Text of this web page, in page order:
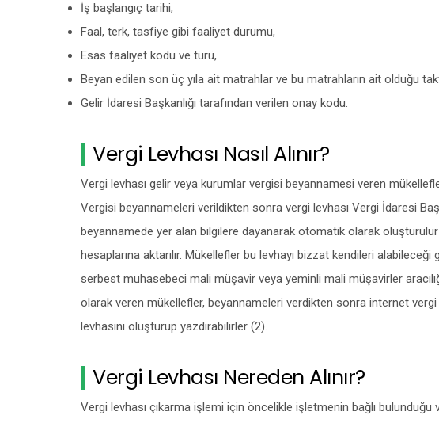
İş başlangıç tarihi,
Faal, terk, tasfiye gibi faaliyet durumu,
Esas faaliyet kodu ve türü,
Beyan edilen son üç yıla ait matrahlar ve bu matrahların ait olduğu
Gelir İdaresi Başkanlığı tarafından verilen onay kodu.
Vergi Levhası Nasıl Alınır?
Vergi levhası gelir veya kurumlar vergisi beyannamesi veren
Vergisi beyannameleri verildikten sonra vergi levhası Vergi İdaresi
beyannamede yer alan bilgilere dayanarak otomatik olarak
hesaplarına aktarılır. Mükellefler bu levhayı bizzat kendileri
serbest muhasebeci mali müşavir veya yeminli mali müşavirler
olarak veren mükellefler, beyannameleri verdikten sonra internet
levhasını oluşturup yazdırabilirler (2).
Vergi Levhası Nereden Alınır?
Vergi levhası çıkarma işlemi için öncelikle işletmenin bağlı bulunduğu